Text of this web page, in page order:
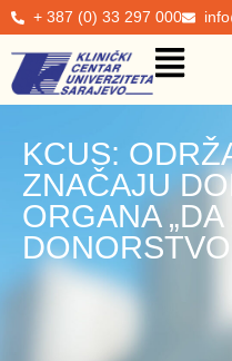
+ 387 (0) 33 297 000
KCUS:
ZNAČAJU
ORGANA „DA